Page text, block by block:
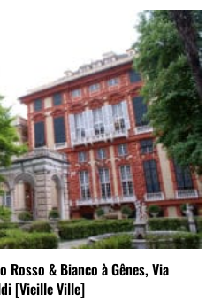
Rosso & Bianco à Gênes, Via
[Vieille Ville]